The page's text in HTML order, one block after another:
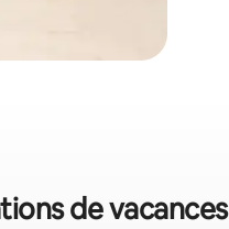
de vacances